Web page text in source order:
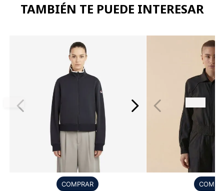
TAMBIÉN TE PUEDE INTERESAR
COMPRAR